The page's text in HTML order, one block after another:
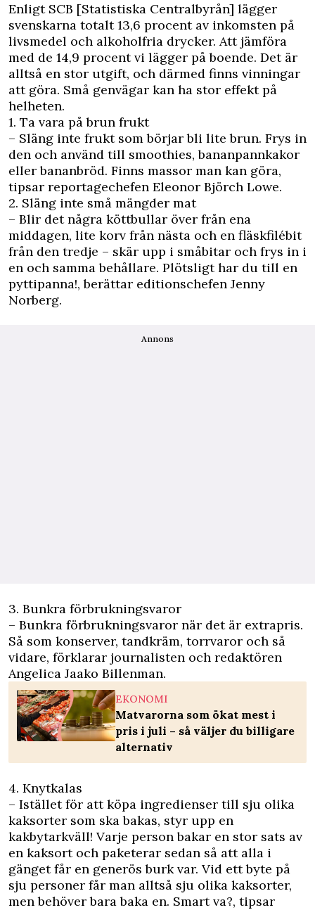
Enligt SCB [Statistiska Centralbyrån] lägger
svenskarna totalt 13,6 procent av inkomsten på
livsmedel och alkoholfria drycker. Att jämföra
med de 14,9 procent vi lägger på boende. Det är
alltså en stor utgift, och därmed finns vinningar
att göra. Små genvägar kan ha stor effekt på
helheten.
1. Ta vara på brun frukt
– Släng inte frukt som börjar bli lite brun. Frys in
den och använd till smoothies, bananpannkakor
eller bananbröd. Finns massor man kan göra,
tipsar reportagechefen Eleonor Björch Lowe.
2. Släng inte små mängder mat
– Blir det några köttbullar över från ena
middagen, lite korv från nästa och en fläskfilébit
från den tredje – skär upp i småbitar och frys in i
en och samma behållare. Plötsligt har du till en
pyttipanna!, berättar editionschefen Jenny
Norberg.
Annons
3. Bunkra förbrukningsvaror
– Bunkra förbrukningsvaror när det är extrapris.
Så som konserver, tandkräm, torrvaror och så
vidare, förklarar journalisten och redaktören
Angelica Jaako Billenman.
EKONOMI
Matvarorna som ökat mest i
pris i juli – så väljer du billigare
alternativ
4. Knytkalas
– Istället för att köpa ingredienser till sju olika
kaksorter som ska bakas, styr upp en
kakbytarkväll! Varje person bakar en stor sats av
en kaksort och paketerar sedan så att alla i
gänget får en generös burk var. Vid ett byte på
sju personer får man alltså sju olika kaksorter,
men behöver bara baka en. Smart va?, tipsar